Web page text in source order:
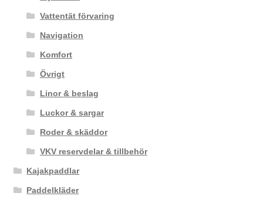
Vattentät förvaring
Navigation
Komfort
Övrigt
Linor & beslag
Luckor & sargar
Roder & skäddor
VKV reservdelar & tillbehör
Kajakpaddlar
Paddelkläder